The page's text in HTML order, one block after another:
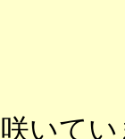
いて